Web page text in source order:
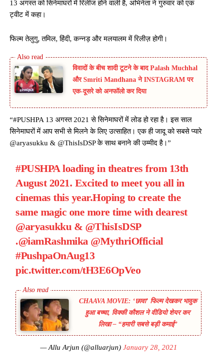
13 अगस्त को सिनेमाघरों में रिलीज होने वाली है, अभिनेता ने गुरुवार को एक
ट्वीट में कहा।
फिल्म तेलुगु, तमिल, हिंदी, कन्नड़ और मलयालम में रिलीज़ होगी।
विवादों के बीच शादी टूटने के बाद Palash Muchhal
और Smriti Mandhana ने INSTAGRAM पर
एक-दूसरे को अनफॉलो कर दिया
“#PUSHPA 13 अगस्त 2021 से सिनेमाघरों में लोड हो रहा है। इस साल
सिनेमाघरों में आप सभी से मिलने के लिए उत्साहित। एक ही जादू को सबसे प्यारे
@aryasukku & @ThisIsDSP के साथ बनाने की उम्मीद है।”
#PUSHPAloading in theatres from 13th
August 2021. Excited to meet you all in
cinemas this year.Hoping to create the
same magic one more time with dearest
@aryasukku & @ThisIsDSP
.@iamRashmika @MythriOfficial
#PushpaOnAug13
pic.twitter.com/tH3E6OpVeo
CHAAVA MOVIE: ‘छावा’ फिल्म देखकर भावुक
हुआ बच्चा, विक्की कौशल ने वीडियो शेयर कर
लिखा – “हमारी सबसे बड़ी कमाई”
— Allu Arjun (@alluarjun) January 28, 2021